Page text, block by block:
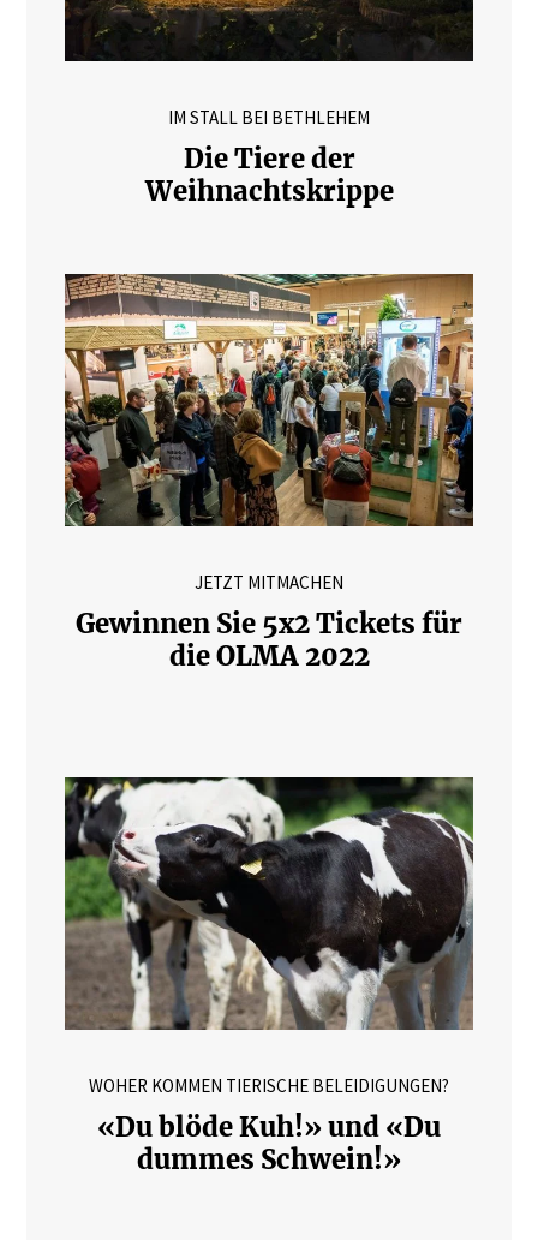
IM STALL BEI BETHLEHEM
Die Tiere der
Weihnachtskrippe
JETZT MITMACHEN
Gewinnen Sie 5x2 Tickets für
die OLMA 2022
WOHER KOMMEN TIERISCHE BELEIDIGUNGEN?
«Du blöde Kuh!» und «Du
dummes Schwein!»